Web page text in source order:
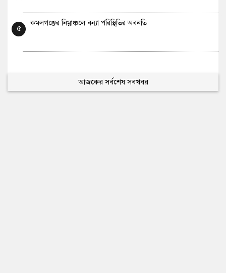
৫
কমলগঞ্জের নিম্নাঞ্চলে বন্যা পরিস্থিতির অবনতি
আজকের সর্বশেষ সবখবর